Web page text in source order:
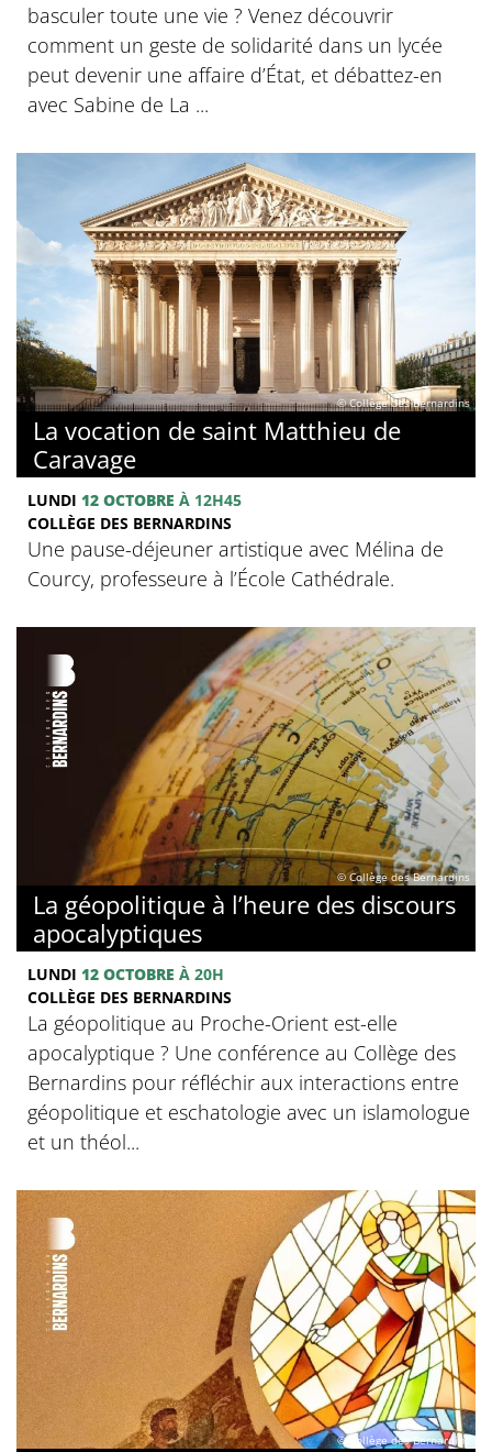
basculer toute une vie ? Venez découvrir
comment un geste de solidarité dans un lycée
peut devenir une affaire d’État, et débattez-en
avec Sabine de La ...
© Collège des Bernardins
La vocation de saint Matthieu de
Caravage
LUNDI 12 OCTOBRE À 12H45
COLLÈGE DES BERNARDINS
Une pause-déjeuner artistique avec Mélina de
Courcy, professeure à l’École Cathédrale.
© Collège des Bernardins
La géopolitique à l’heure des discours
apocalyptiques
LUNDI 12 OCTOBRE À 20H
COLLÈGE DES BERNARDINS
La géopolitique au Proche-Orient est-elle
apocalyptique ? Une conférence au Collège des
Bernardins pour réfléchir aux interactions entre
géopolitique et eschatologie avec un islamologue
et un théol...
© Collège des Bernardins